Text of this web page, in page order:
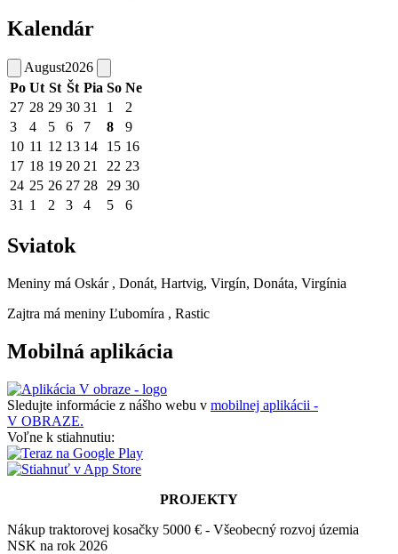
Kalendár
August2026
Po Ut St Št Pia So Ne
27 28 29 30 31 1
2
3
4 5 6 7 8
9
10 11 12 13 14 15 16
17 18 19 20 21 22 23
24 25 26 27 28 29 30
31 1 2 3 4 5 6
Sviatok
Meniny má Oskár , Donát, Hartvig, Virgín, Donáta, Virgínia
Zajtra má meniny Ľubomíra , Rastic
Mobilná aplikácia
Sledujte informácie z nášho webu v mobilnej aplikácii -
V OBRAZE.
Voľne k stiahnutiu:
PROJEKTY
Nákup traktorovej kosačky 5000 € - Všeobecný rozvoj územia
NSK na rok 2026